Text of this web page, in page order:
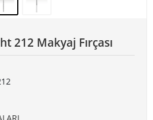
212 Makyaj Fırçası